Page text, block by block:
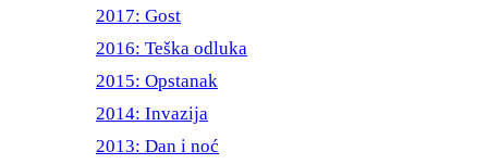
2017: Gost
2016: Teška odluka
2015: Opstanak
2014: Invazija
2013: Dan i noć